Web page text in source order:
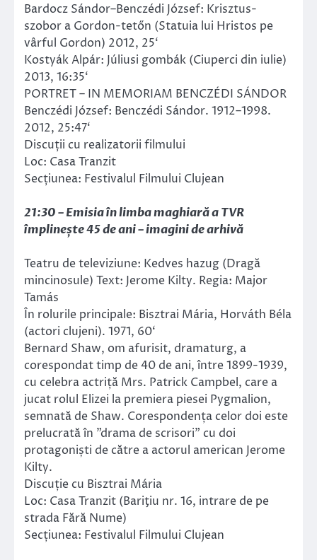
Bardocz Sándor–Benczédi József: Krisztus-
szobor a Gordon-tetőn (Statuia lui Hristos pe
vârful Gordon) 2012, 25‘
Kostyák Alpár: Júliusi gombák (Ciuperci din iulie)
2013, 16:35‘
PORTRET – IN MEMORIAM BENCZÉDI SÁNDOR
Benczédi József: Benczédi Sándor. 1912–1998.
2012, 25:47‘
Discuții cu realizatorii filmului
Loc: Casa Tranzit
Secțiunea: Festivalul Filmului Clujean
21:30 – Emisia în limba maghiară a TVR
împlinește 45 de ani – imagini de arhivă
Teatru de televiziune: Kedves hazug (Dragă
mincinosule) Text: Jerome Kilty. Regia: Major
Tamás
În rolurile principale: Bisztrai Mária, Horváth Béla
(actori clujeni). 1971, 60‘
Bernard Shaw, om afurisit, dramaturg, a
corespondat timp de 40 de ani, între 1899-1939,
cu celebra actriță Mrs. Patrick Campbel, care a
jucat rolul Elizei la premiera piesei Pygmalion,
semnată de Shaw. Corespondența celor doi este
prelucrată în ”drama de scrisori” cu doi
protagoniști de către a actorul american Jerome
Kilty.
Discuție cu Bisztrai Mária
Loc: Casa Tranzit (Bariţiu nr. 16, intrare de pe
strada Fără Nume)
Secțiunea: Festivalul Filmului Clujean